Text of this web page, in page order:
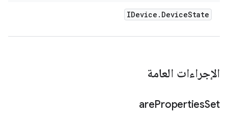
IDevice . DeviceState
الإجراءات العامة
arePropertiesSet